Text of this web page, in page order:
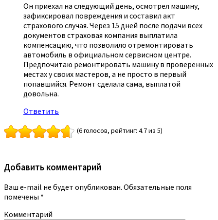
Он приехал на следующий день, осмотрел машину,
зафиксировал повреждения и составил акт
страхового случая. Через 15 дней после подачи всех
документов страховая компания выплатила
компенсацию, что позволило отремонтировать
автомобиль в официальном сервисном центре.
Предпочитаю ремонтировать машину в проверенных
местах у своих мастеров, а не просто в первый
попавшийся. Ремонт сделала сама, выплатой
довольна.
Ответить
(6 голосов, рейтинг: 4.7 из 5)
Добавить комментарий
Ваш e-mail не будет опубликован. Обязательные поля
помечены *
Комментарий